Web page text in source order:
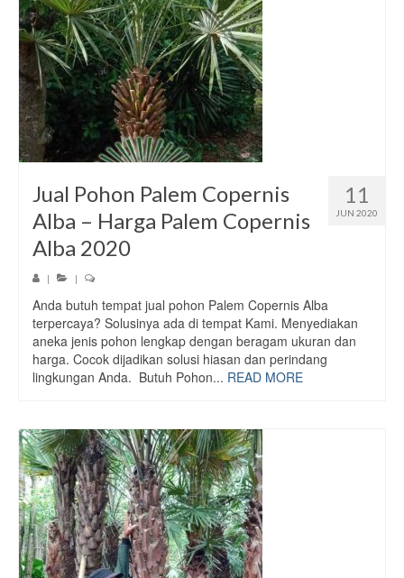
11
JUN 2020
Jual Pohon Palem Copernis
Alba – Harga Palem Copernis
Alba 2020
| |
Anda butuh tempat jual pohon Palem Copernis Alba
terpercaya? Solusinya ada di tempat Kami. Menyediakan
aneka jenis pohon lengkap dengan beragam ukuran dan
harga. Cocok dijadikan solusi hiasan dan perindang
lingkungan Anda. Butuh Pohon... READ MORE